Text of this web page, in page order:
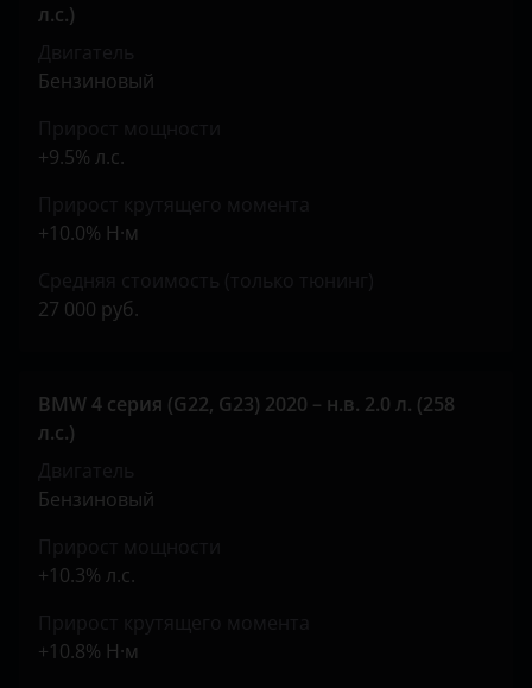
л.с.)
Бензиновый
+9.5% л.с.
+10.0% Н·м
27 000 руб.
BMW 4 серия (G22, G23) 2020 – н.в. 2.0 л. (258
л.с.)
Бензиновый
+10.3% л.с.
+10.8% Н·м